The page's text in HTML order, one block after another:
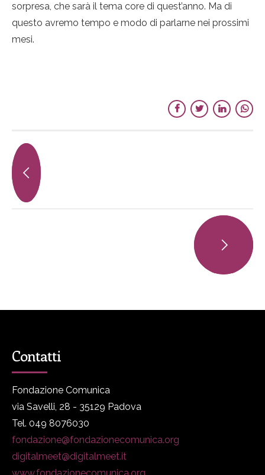
sorpresa, che sarà il tema core di quest’anno. Ma di
questo avremo tempo e modo di parlarne nei prossimi
mesi.
Contatti
Fondazione Comunica
via Savelli, 28 - 35129 Padova
Tel. 049 8076030
fondazione@fondazionecomunica.org
digitalmeet@digitalmeet.it